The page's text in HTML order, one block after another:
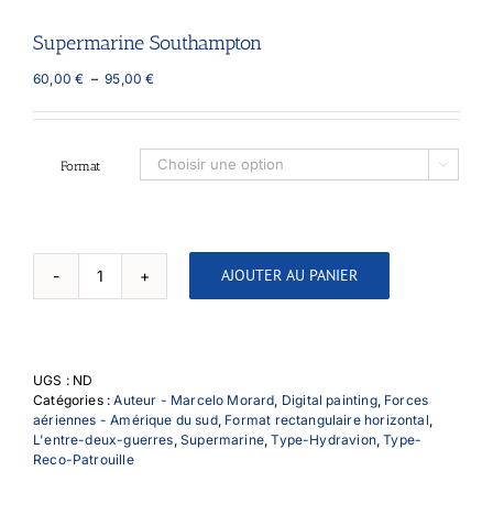
Supermarine Southampton
60,00€ – 95,00€Plage
prix :
à
95,00 €
Format 
quantité
de
AJOUTER AU PANIER
UGS : ND
Catégories :Auteur - Marcelo Morard Digital painting, Forces
aériennes - Amérique du sud, Format rectangulaire horizontal
L'entre-deux-guerres Supermarine,Type-Hydravion,Type-
Reco-Patrouille